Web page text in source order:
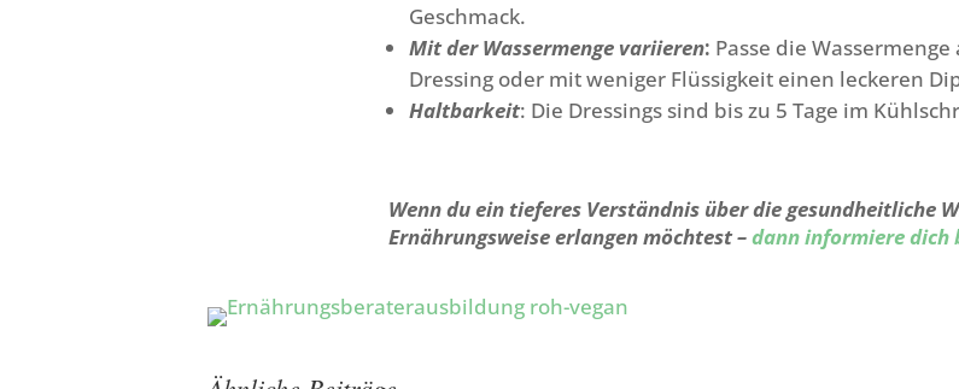
Geschmack.
Mit der Wassermenge variieren: Passe die
Dressing oder mit weniger Flüssigkeit einen leckeren
Haltbarkeit: Die Dressings sind bis zu 5 Tage im
Wenn du ein tieferes Verständnis über die gesundheitliche
Ernährungsweise erlangen möchtest –dann informiere dich